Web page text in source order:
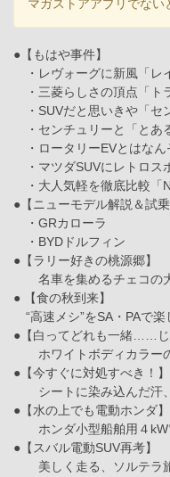
マガストアアプリでない
●【もはや事件】
・レヴォーグに新風「レ
・三菱らしさの頂点「ト
・SUVだと思いきや「セ
・センチュリーと「とあ
・ロータリーEVとはなん
・マツダSUVにレトロス
・大人気軽を徹底比較「
●【ニューモデル解説＆試乗
・GRカローラ
・BYDドルフィン
●【ラリー好きの桃源郷】
名車を集めるチェコの
● 【食の秋到来】
“高速メシ”をSA・PAで楽
●【白ってどれも一緒……じ
ホワイトボディカラー
●【今すぐに対処すべき！】
シートに染み込んだ汗
●【水の上でも電動ホンダ】
ホンダ小型船舶用４kW
●【スバル電動SUV再考】
美しく走る、ソルテラ